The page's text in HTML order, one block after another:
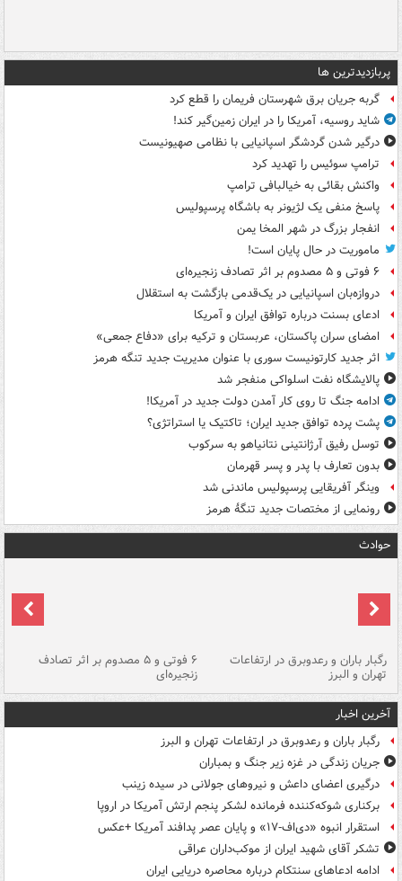
پربازدیدترین ها
گربه جریان برق شهرستان فریمان را قطع کرد
شاید روسیه، آمریکا را در ایران زمین‌گیر کند!
درگیر شدن گردشگر اسپانیایی با نظامی صهیونیست
ترامپ سوئیس را تهدید کرد
واکنش بقائی به خیالبافی ترامپ
پاسخ منفی یک لژیونر به باشگاه پرسپولیس
انفجار بزرگ در شهر المخا یمن
ماموریت در حال پایان است!
۶ فوتی و ۵ مصدوم بر اثر تصادف زنجیره‌ای
دروازه‌بان اسپانیایی در یک‌قدمی بازگشت به استقلال
ادعای بسنت درباره توافق ایران و آمریکا
امضای سران پاکستان، عربستان و ترکیه برای «دفاع جمعی»
اثر جدید کارتونیست سوری با عنوان مدیریت جدید تنگه هرمز
پالایشگاه نفت اسلواکی منفجر شد
ادامه جنگ تا روی کار آمدن دولت جدید در آمریکا!
پشت پرده توافق جدید ایران؛ تاکتیک یا استراتژی؟
توسل رفیق آرژانتینی نتانیاهو به سرکوب
بدون تعارف با پدر و پسر قهرمان
وینگر آفریقایی پرسپولیس ماندنی شد
رونمایی از مختصات جدید تنگۀ هرمز
حوادث
رگبار باران و رعدوبرق در ارتفاعات
تهران و البرز
۶ فوتی و ۵ مصدوم بر اثر تصادف
زنجیره‌ای
آخرین اخبار
رگبار باران و رعدوبرق در ارتفاعات تهران و البرز
جریان زندگی در غزه زیر جنگ و بمباران
درگیری اعضای داعش و نیروهای جولانی در سیده زینب
برکناری شوکه‌کننده فرمانده لشکر پنجم ارتش آمریکا در اروپا
استقرار انبوه «دی‌اف‑۱۷» و پایان عصر پدافند آمریکا +عکس
تشکر آقای شهید ایران از موکب‌داران عراقی
ادامه ادعاهای سنتکام درباره محاصره دریایی ایران